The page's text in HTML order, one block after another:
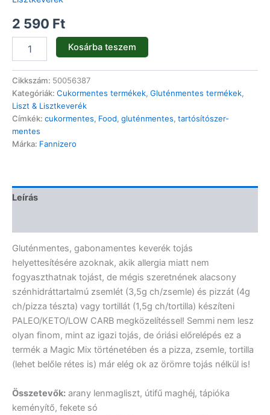
2 590 Ft
Kosárba teszem
Cikkszám: 50056387
Kategóriák: Cukormentes termékek, Gluténmentes termékek,
Liszt & Lisztkeverék
Címkék: cukormentes, Food, gluténmentes, tartósítószer-
mentes
Márka: Fannizero
Leírás
Gluténmentes, gabonamentes keverék tojás
helyettesítésére azoknak, akik allergia miatt nem
fogyaszthatnak tojást, de mégis szeretnének alacsony
szénhidráttartalmú zsemlét (3,5g ch/zsemle) és pizzát (4g
ch/pizza tészta) vagy tortillát (1,5g ch/tortilla) készíteni
PALEO/KETO/LOW CARB megközelítéssel! Semmi nem lesz
olyan finom, mint az igazi tojás, de óriási előrelépés ez a
termék a Magic Mix történetében és a pizza, zsemle, tortilla
(lehet belőle rétes is) már elég ok az örömre tojás nélkül is!
Összetevők: arany lenmagliszt, útifű maghéj, tápióka
keményítő, fekete só